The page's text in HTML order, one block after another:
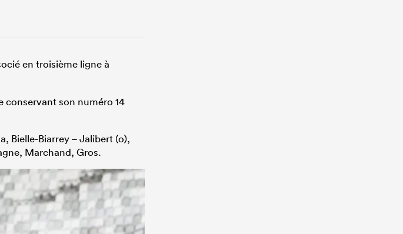
en troisième ligne à
conservant son numéro 14
Bielle-Biarrey – Jalibert (o),
Marchand, Gros.